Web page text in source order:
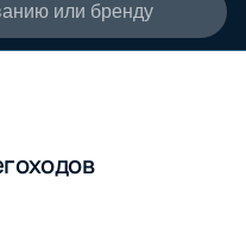
или бренду